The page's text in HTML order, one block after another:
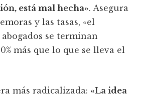
está mal hecha». Asegura
y las tasas, «el
se terminan
más que lo que se lleva el
más radicalizada: «La idea